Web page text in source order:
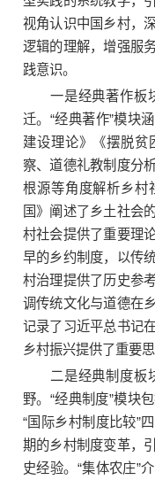
视角认识中国乡村，
逻辑的理解，增强服
践意识。
一是经典著作板
迁。“经典著作”模块
建设理论》《摆脱贫
察、道德礼教制度分
根源等角度解析乡村
国》阐述了乡土社会
村社会提供了重要理
早的乡约制度，以传
村治理提供了历史参
调传统文化与道德在
记录了习近平总书记
乡村振兴提供了重要思
二是经典制度板
野。“经典制度”模块
“国际乡村制度比较”
期的乡村制度变革，
史经验。“集体农庄”